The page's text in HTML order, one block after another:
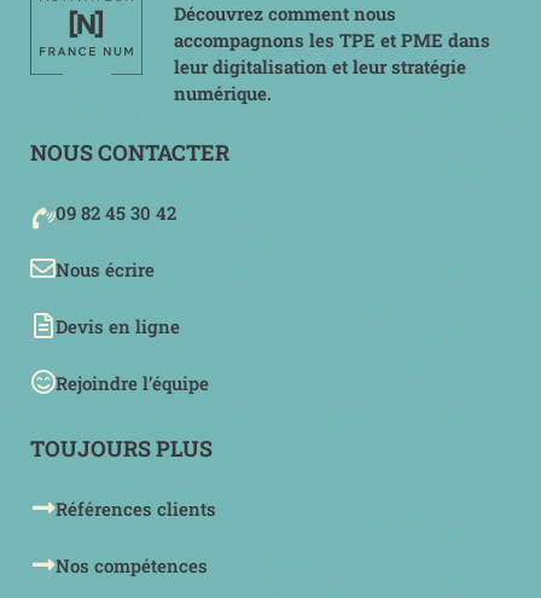
Découvrez comment nous
accompagnons les TPE et PME dans
leur digitalisation et leur stratégie
numérique.
NOUS CONTACTER
09 82 45 30 42
Nous écrire
Devis en ligne
Rejoindre l’équipe
TOUJOURS PLUS
Références clients
Nos compétences